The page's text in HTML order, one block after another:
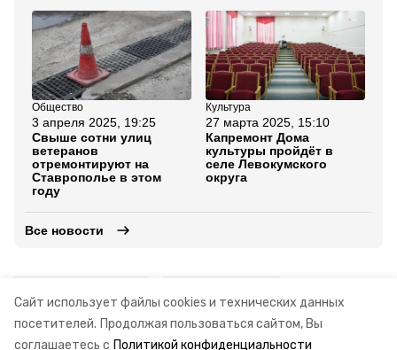
Сайт использует файлы cookies и технических данных
посетителей. Продолжая пользоваться сайтом, Вы
соглашаетесь с Политикой конфиденциальности
Общество
3 апреля 2025, 19:25
Свыше сотни улиц
ветеранов
отремонтируют на
Ставрополье в этом
году
Культура
27 марта 2025, 15:10
Капремонт Дома
культуры пройдёт в
селе Левокумского
округа
Все новости
индекс промышленного производства